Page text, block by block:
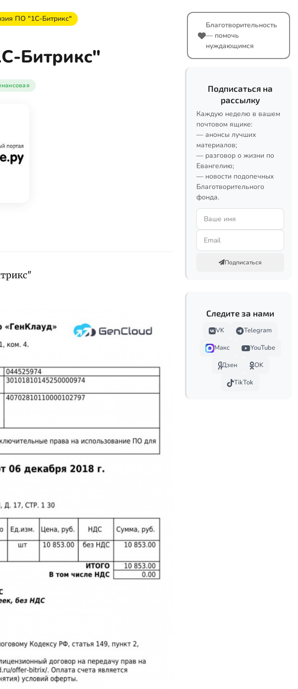
ПО "1С-Битрикс"
Битрикс"
Благотворительность
— помочь
нуждающимся
Подписаться на
рассылку
Каждую неделю в вашем
почтовом ящике:
— анонсы лучших
материалов;
— разговор о жизни по
Евангелию;
— новости подопечных
Благотворительного
фонда.
Подписаться
Следите за нами
VK
Telegram
Макс
YouTube
Дзен
OK
TikTok